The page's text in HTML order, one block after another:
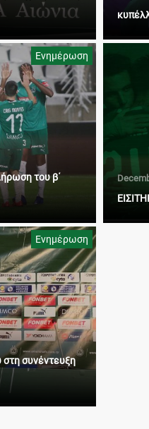
Ενημέρωση
του β΄
Ενημέρωση
στη συνέντευξη